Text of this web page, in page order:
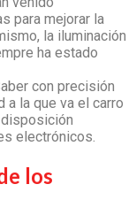
para mejorar la
la iluminación
ha estado
con precisión
a la que va el carro
electrónicos.
los